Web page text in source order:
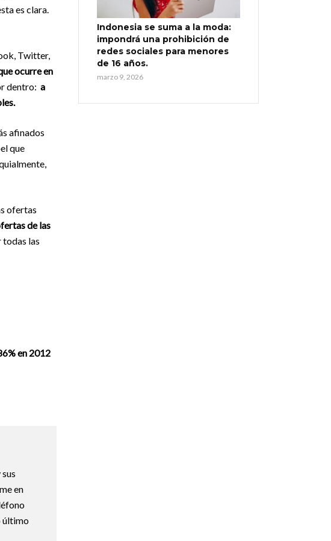
es clara.
Twitter,
ocurre en
dentro: a
afinados
que
ofertas
de las
todas las
en 2012
en
último
Indonesia se suma a la moda:
impondrá una prohibición de
redes sociales para menores
de 16 años.
marzo 9, 2026